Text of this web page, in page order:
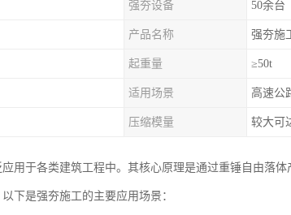
强夯设备 50余台
产品名称 强夯施
起重量 ≥50t
适用场景 高速公
压缩模量 较大可
用于各类建筑工程中。其核心原理是通过重锤自由落
下是强夯施工的主要应用场景：